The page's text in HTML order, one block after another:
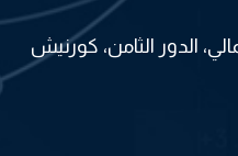
الدور الثامن، كورنيش